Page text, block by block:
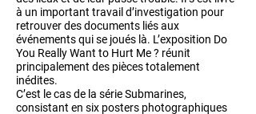
à un important travail d’investigation pour
retrouver des documents liés aux
événements qui se joués là. L’exposition Do
You Really Want to Hurt Me ? réunit
principalement des pièces totalement
inédites.
C’est le cas de la série Submarines,
consistant en six posters photographiques